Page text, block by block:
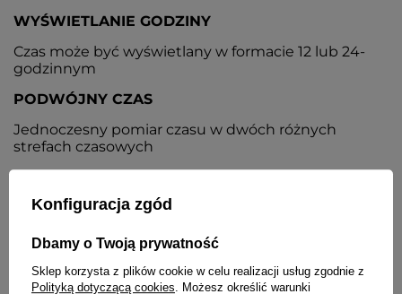
WYŚWIETLANIE GODZINY
Czas może być wyświetlany w formacie 12 lub 24-
godzinnym
PODWÓJNY CZAS
Jednoczesny pomiar czasu w dwóch różnych
strefach czasowych
W pełni automatyczny kalendarz uwzględniający
Alarm codzienny, sygnał pełnej godziny
Konfiguracja zgód
Dbamy o Twoją prywatność
Sklep korzysta z plików cookie w celu realizacji usług zgodnie z
Polityką dotyczącą cookies. Możesz określić warunki